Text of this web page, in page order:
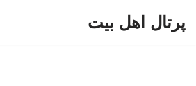
پرتال اهل بیت